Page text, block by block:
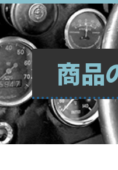
商品